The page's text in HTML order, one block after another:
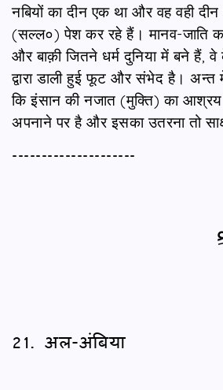
नबियों का दीन एक था और वह वही
(सल्ल०) पेश कर रहे हैं। मानव-जाति
और बाक़ी जितने धर्म दुनिया में बने हैं, वे
द्वारा डाली हुई फूट और संभेद है। अन्त
कि इंसान की नजात (मुक्ति) का आश्रय
अपनाने पर है और इसका उतरना तो
---------------------
21. अल-अंबिया